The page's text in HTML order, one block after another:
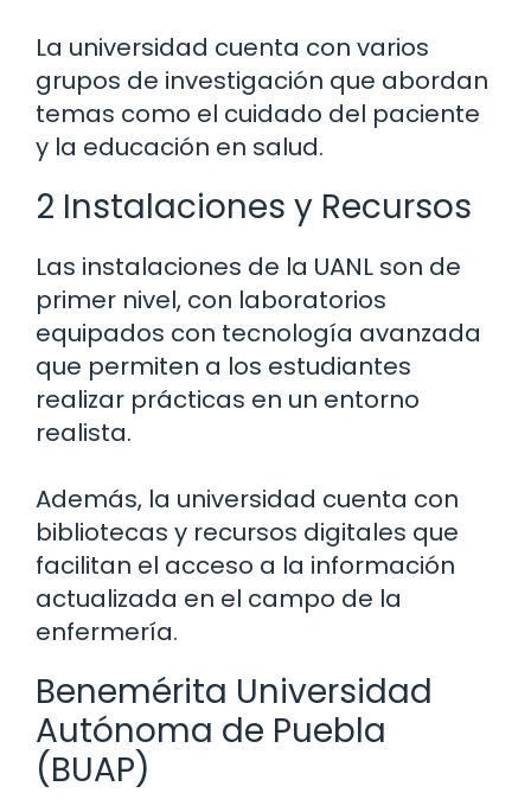
La universidad cuenta con varios
grupos de investigación que abordan
temas como el cuidado del paciente
y la educación en salud.
2 Instalaciones y Recursos
Las instalaciones de la UANL son de
primer nivel, con laboratorios
equipados con tecnología avanzada
que permiten a los estudiantes
realizar prácticas en un entorno
realista.
Además, la universidad cuenta con
bibliotecas y recursos digitales que
facilitan el acceso a la información
actualizada en el campo de la
enfermería.
Benemérita Universidad
Autónoma de Puebla
(BUAP)